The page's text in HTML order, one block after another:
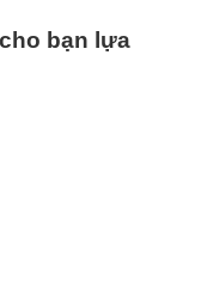
bạn lựa